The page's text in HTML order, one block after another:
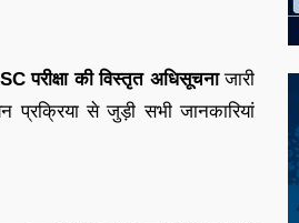
परीक्षा की विस्तृत अधिसूचनाजारी
प्रक्रिया से जुड़ी सभी जानकारियां